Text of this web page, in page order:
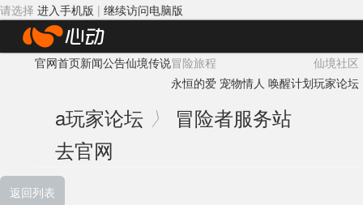
请选择 进入手机版 | 继续访问电脑版
心
动
络
官网首页新闻公告仙境传说冒险旅程
永恒的爱 宠物情人 唤醒计划
仙境社区
玩家论坛
a玩家论坛 〉
冒险者服务站
去官网
返回列表